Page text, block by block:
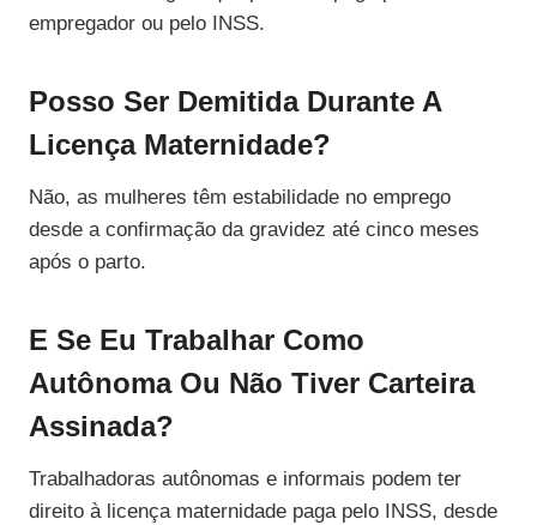
empregador ou pelo INSS.
Posso Ser Demitida Durante A
Licença Maternidade?
Não, as mulheres têm estabilidade no emprego
desde a confirmação da gravidez até cinco meses
após o parto.
E Se Eu Trabalhar Como
Autônoma Ou Não Tiver Carteira
Assinada?
Trabalhadoras autônomas e informais podem ter
direito à licença maternidade paga pelo INSS, desde